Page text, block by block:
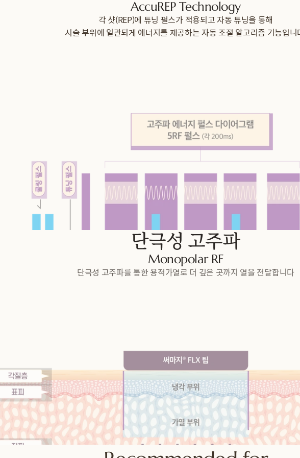
고주파 열에너지가 침투하는 동안
쿨링 시스템이 유지됩니다.
마지막으로 피부
쿨링 시스템이
AccuREP Technology
각 샷(REP)에 튜닝 펄스가 적용되고 자동 튜닝을 통해
시술 부위에 일관되게 에너지를 제공하는 자동 조절 알고리즘 기능입니
단극성 고주파
Monopolar RF
단극성 고주파를 통한 용적가열로 더 깊은 곳까지 열을 전달합니다